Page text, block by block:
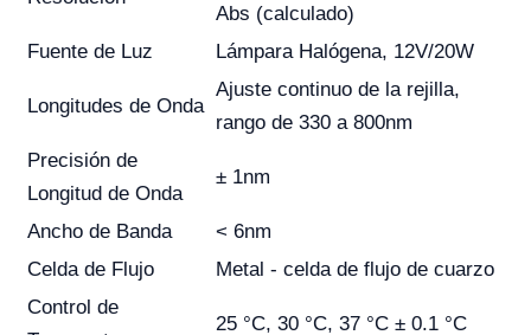
Abs (calculado)
Fuente de Luz
Lámpara Halógena, 12V/20W
Longitudes de Onda
Ajuste continuo de la rejilla,
rango de 330 a 800nm
Precisión de
Longitud de Onda
± 1nm
Ancho de Banda
< 6nm
Celda de Flujo
Metal - celda de flujo de cuarzo
Control de
25 °C, 30 °C, 37 °C ± 0.1 °C